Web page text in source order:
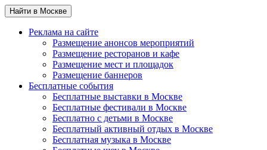
Найти в Москве
Реклама на сайте
Размещение анонсов мероприятий
Размещение ресторанов и кафе
Размещение мест и площадок
Размещение баннеров
Бесплатные события
Бесплатные выставки в Москве
Бесплатные фестивали в Москве
Бесплатно с детьми в Москве
Бесплатный активный отдых в Москве
Бесплатная музыка в Москве